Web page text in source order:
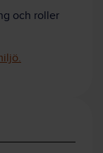
och roller